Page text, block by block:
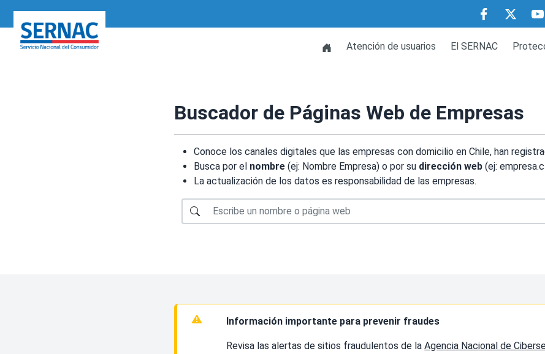
SERNAC
Atención de usuarios El SERNAC
Buscador de Páginas Web de Empresas
Conoce los canales digitales que las empresas con domicilio en Chile, han
Busca por el nombre (ej: Nombre Empresa) o por su dirección web (ej:
La actualización de los datos es responsabilidad de las empresas.
Información importante para prevenir fraudes
Revisa las alertas de sitios fraudulentos de laAgencia Nacional de